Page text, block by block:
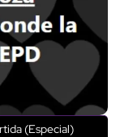
(Especial)